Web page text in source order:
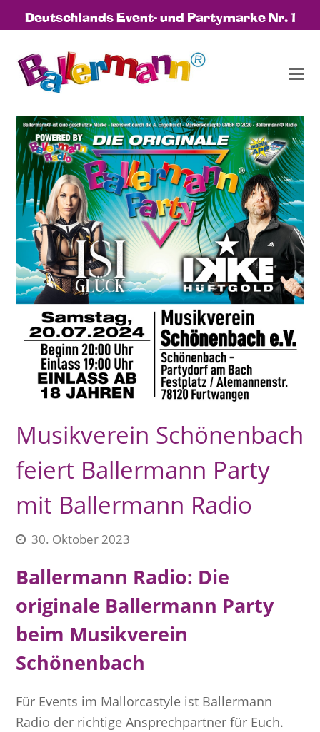
Deutschlands Event- und Partymarke Nr. 1
Musikverein Schönenbach
feiert Ballermann Party
mit Ballermann Radio
30. Oktober 2023
Ballermann Radio: Die
originale Ballermann Party
beim Musikverein
Schönenbach
Für Events im Mallorcastyle ist Ballermann
Radio der richtige Ansprechpartner für Euch.